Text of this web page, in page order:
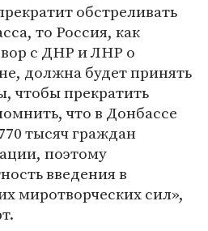
обстреливать
то Россия, как
с ДНР и ЛНР о
должна будет принять
чтобы прекратить
что в Донбассе
тысяч граждан
поэтому
введения в
миротворческих сил»,